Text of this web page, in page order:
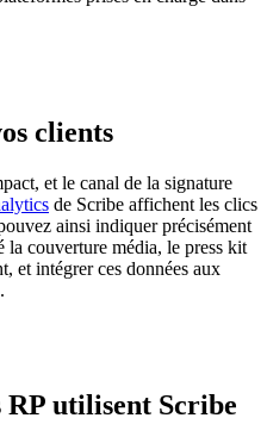
clients
et le canal de la signature
de Scribe affichent les clics
ainsi indiquer précisément
la couverture média, le press kit
et intégrer ces données aux
RP utilisent Scribe